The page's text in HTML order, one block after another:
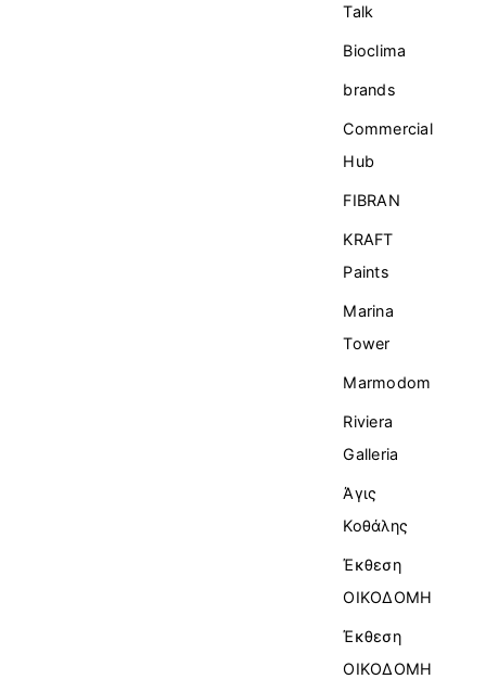
Talk
Bioclima
brands
Commercial
Ηub
FIBRAN
KRAFT
Paints
Marina
Tower
Marmodom
Riviera
Galleria
Άγις
Κοθάλης
Έκθεση
ΟΙΚΟΔΟΜΗ
Έκθεση
ΟΙΚΟΔΟΜΗ